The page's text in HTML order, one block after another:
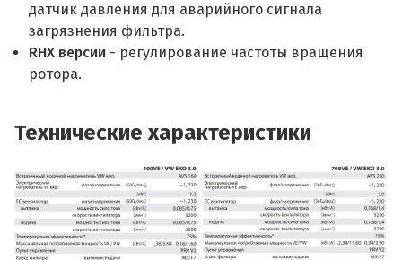
датчик давления для аварийного сигнала
загрязнения фильтра.
RHX версии - регулирование частоты вращения
ротора.
Технические характеристики